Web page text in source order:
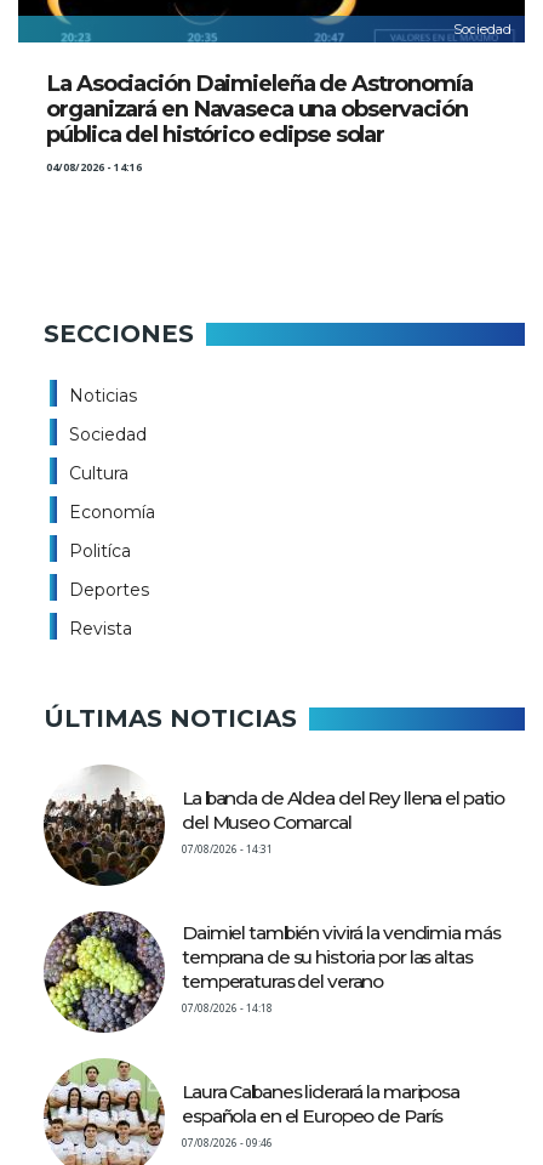
Sociedad
La Asociación Daimieleña de Astronomía
organizará en Navaseca una observación
pública del histórico eclipse solar
04/08/2026 - 14:16
SECCIONES
Noticias
Sociedad
Cultura
Economía
Politíca
Deportes
Revista
ÚLTIMAS NOTICIAS
La banda de Aldea del Rey llena el patio
del Museo Comarcal
07/08/2026 - 14:31
Daimiel también vivirá la vendimia más
temprana de su historia por las altas
temperaturas del verano
07/08/2026 - 14:18
Laura Cabanes liderará la mariposa
española en el Europeo de París
07/08/2026 - 09:46